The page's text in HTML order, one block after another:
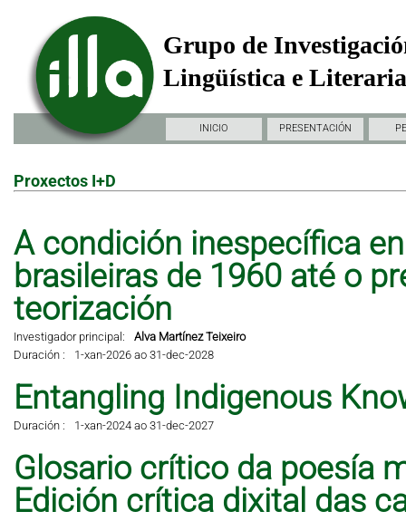
Grupo de
Lingüística e
INICIO PRESENTACIÓN
Proxectos I+D
A condición inespecífica
brasileiras de 1960 até o
teorización
Investigador principal:
Alva Martínez Teixeiro
Duración :
1-xan-2026 ao 31-dec-2028
Entangling Indigenous
Duración : 1-xan-2024 ao 31-dec-2027
Glosario crítico da poesía
Edición crítica dixital das